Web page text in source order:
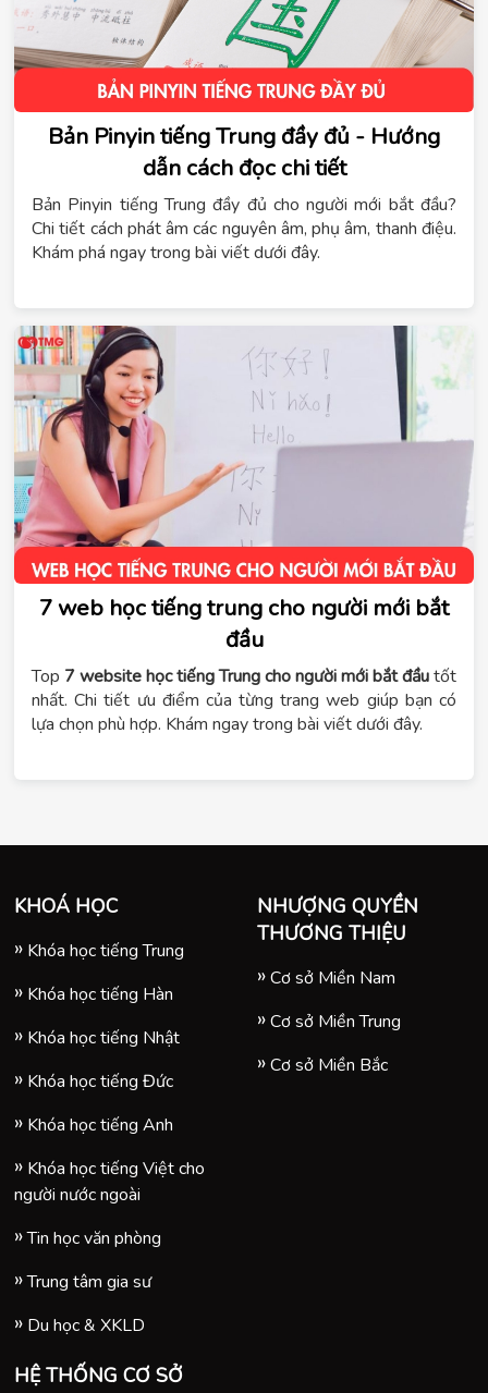
Bản Pinyin tiếng Trung đầy đủ - Hướng
dẫn cách đọc chi tiết
Bản Pinyin tiếng Trung đầy đủ cho người mới bắt đầu?
Chi tiết cách phát âm các nguyên âm, phụ âm, thanh điệu.
Khám phá ngay trong bài viết dưới đây.
7 web học tiếng trung cho người mới bắt
đầu
Top 7 website học tiếng Trung cho người mới bắt đầutốt
nhất. Chi tiết ưu điểm của từng trang web giúp bạn có
lựa chọn phù hợp. Khám ngay trong bài viết dưới đây.
KHOÁ HỌC
Khóa học tiếng Trung
Khóa học tiếng Hàn
Khóa học tiếng Nhật
Khóa học tiếng Đức
Khóa học tiếng Anh
Khóa học tiếng Việt cho
người nước ngoài
Tin học văn phòng
Trung tâm gia sư
Du học & XKLD
NHƯỢNG QUYỀN
THƯƠNG THIỆU
Cơ sở Miền Nam
Cơ sở Miền Trung
Cơ sở Miền Bắc
HỆ THỐNG CƠ SỞ